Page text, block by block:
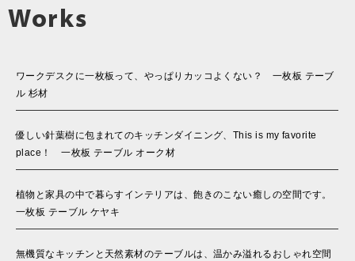
Works
ワークデスクに一枚板って、やっぱりカッコよくない？ 一枚板 テーブ
ル 杉材
優しい針葉樹に包まれてのキッチンダイニング、This is my favorite
place！ 一枚板 テーブル オーク材
植物と家具の中で暮らすインテリアは、飽きのこない癒しの空間です。
一枚板 テーブル ケヤキ
無機質なキッチンと天然素材のテーブルは、温かみ溢れるおしゃれ空間